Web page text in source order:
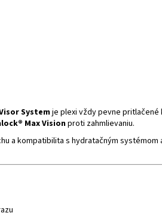
Systemje plexi vždy pevne pritlačené
Max Visionproti zahmlievaniu.
a kompatibilita s hydratačným systémom